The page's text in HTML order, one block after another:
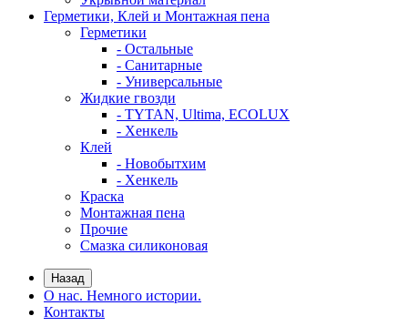
Герметики, Клей и Монтажная пена
Герметики
- Остальные
- Санитарные
- Универсальные
Жидкие гвозди
- TYTAN, Ultima, ECOLUX
- Хенкель
Клей
- Новобытхим
- Хенкель
Краска
Монтажная пена
Прочие
Смазка силиконовая
Назад
О нас. Немного истории.
Контакты